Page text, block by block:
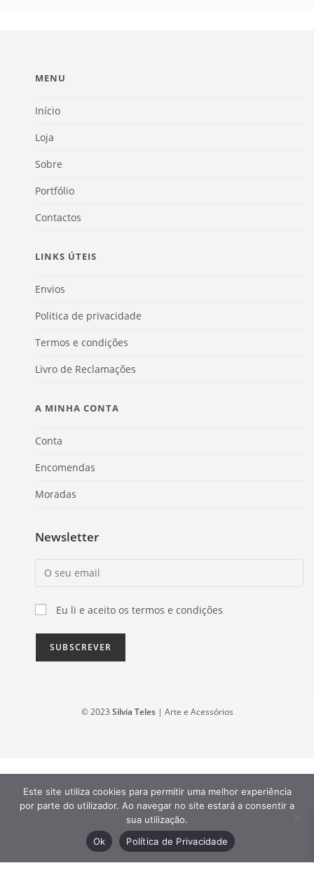
MENU
Início
Loja
Sobre
Portfólio
Contactos
LINKS ÚTEIS
Envios
Politica de privacidade
Termos e condições
Livro de Reclamações
A MINHA CONTA
Conta
Encomendas
Moradas
Newsletter
Eu li e aceito os termos e condições
© 2023 Silvia Teles| Arte e Acessórios
Este site utiliza cookies para permitir uma melhor experiência
por parte do utilizador. Ao navegar no site estará a consentir a
sua utilização.
Ok
Política de Privacidade